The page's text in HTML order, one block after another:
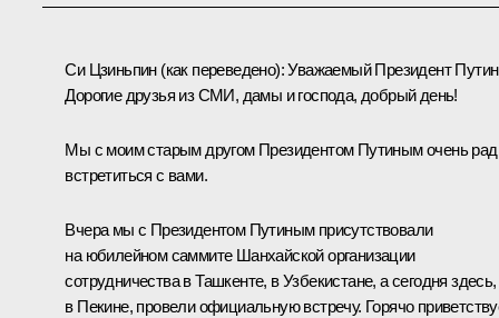
Си Цзиньпин (как переведено):Уважаемый Президент
Дорогие друзья из СМИ, дамы и господа, добрый день!
Мы с моим старым другом Президентом Путиным очень
встретиться с вами.
Вчера мы с Президентом Путиным присутствовали
на юбилейномсаммите Шанхайской организации
сотрудничествав Ташкенте, в Узбекистане, а сегодня здесь,
в Пекине, провели официальную встречу. Горячо